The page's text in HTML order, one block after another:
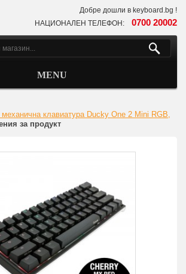
Добре дошли в keyboard.bg !
НАЦИОНАЛЕН ТЕЛЕФОН: 0700 20002
MENU
механична клавиатура Ducky One 2 Mini RGB,
за продукт